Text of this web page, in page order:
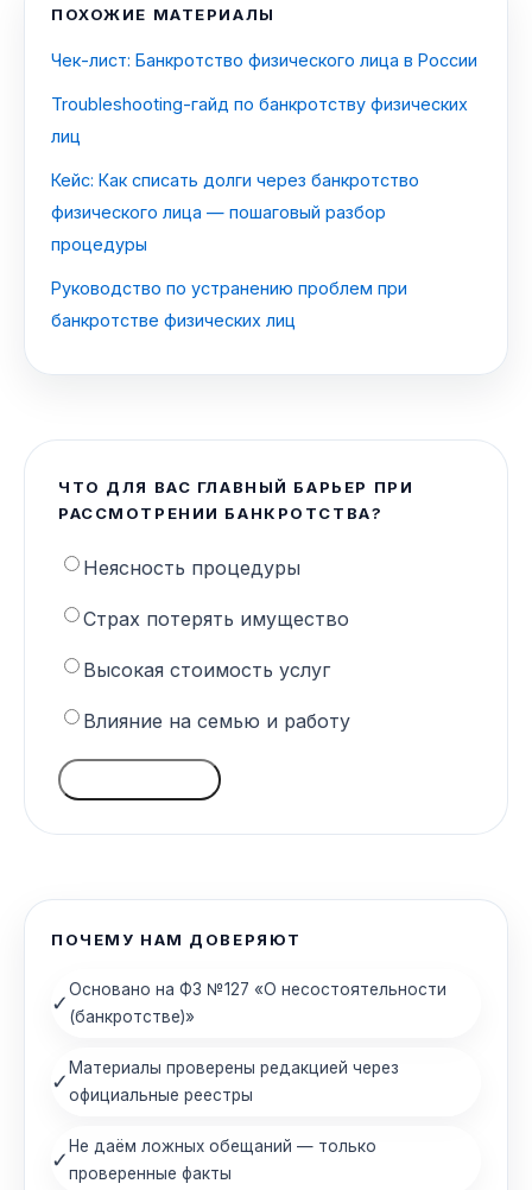
ПОХОЖИЕ МАТЕРИАЛЫ
Чек-лист: Банкротство физического лица в России
Troubleshooting-гайд по банкротству физических
лиц
Кейс: Как списать долги через банкротство
физического лица — пошаговый разбор
процедуры
Руководство по устранению проблем при
банкротстве физических лиц
ЧТО ДЛЯ ВАС ГЛАВНЫЙ БАРЬЕР ПРИ
РАССМОТРЕНИИ БАНКРОТСТВА?
Неясность процедуры
Страх потерять имущество
Высокая стоимость услуг
Влияние на семью и работу
ПОЧЕМУ НАМ ДОВЕРЯЮТ
✓
Основано на ФЗ №127 «О несостоятельности
(банкротстве)»
✓
Материалы проверены редакцией через
официальные реестры
✓
Не даём ложных обещаний — только
проверенные факты